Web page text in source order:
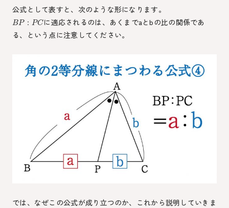
公式として表すと、次のような形になります。
BP： PCに適応されるのは、あくまでaとbの比の関係であ
る、という点に注意してください。
では、なぜこの公式が成り立つのか、これから説明していきま